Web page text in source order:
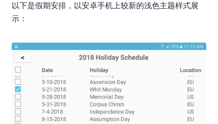
以下是假期安排，以安卓手机上较新的浅色主题样式展
示：